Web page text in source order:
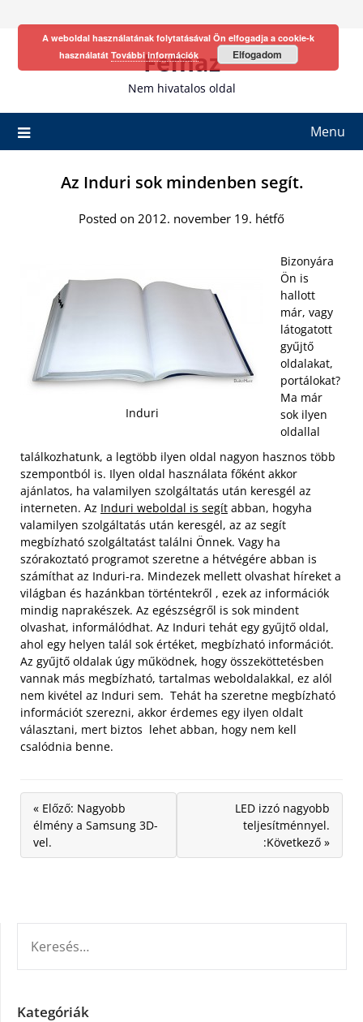
Fefhaz
Nem hivatalos oldal
Menu
Az Induri sok mindenben segít.
Posted on 2012. november 19. hétfő
Induri
Bizonyára
Ön is
hallott
már, vagy
látogatott
gyűjtő
oldalakat,
portálokat?
Ma már
sok ilyen
oldallal
találkozhatunk, a legtöbb ilyen oldal nagyon hasznos több
szempontból is. Ilyen oldal használata főként akkor
ajánlatos, ha valamilyen szolgáltatás után keresgél az
interneten. Az Induri weboldal is segít abban, hogyha
valamilyen szolgáltatás után keresgél, az az segít
megbízható szolgáltatást találni Önnek. Vagy ha
szórakoztató programot szeretne a hétvégére abban is
számíthat az Induri-ra. Mindezek mellett olvashat híreket a
világban és hazánkban történtekről , ezek az információk
mindig naprakészek. Az egészségről is sok mindent
olvashat, informálódhat. Az Induri tehát egy gyűjtő oldal,
ahol egy helyen talál sok értéket, megbízható információt.
Az gyűjtő oldalak úgy működnek, hogy összeköttetésben
vannak más megbízható, tartalmas weboldalakkal, ez alól
nem kivétel az Induri sem. Tehát ha szeretne megbízható
információt szerezni, akkor érdemes egy ilyen oldalt
választani, mert biztos lehet abban, hogy nem kell
csalódnia benne.
« Előző: Nagyobb
élmény a Samsung 3D-
vel.
LED izzó nagyobb
teljesítménnyel.
:Következő »
Kategóriák
A weboldal használatának folytatásával Ön elfogadja a cookie-k
használatát További információk Elfogadom